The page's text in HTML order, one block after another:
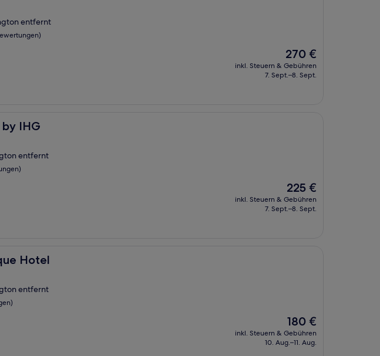
entfernt
Der
Preis
beträgt
270 €
inkl. Steuern & Gebühren
7. Sept.–8. Sept.
IHG
entfernt
Der
Preis
beträgt
225 €
inkl. Steuern & Gebühren
7. Sept.–8. Sept.
Hotel
entfernt
Der
Preis
beträgt
180 €
inkl. Steuern & Gebühren
10. Aug.–11. Aug.